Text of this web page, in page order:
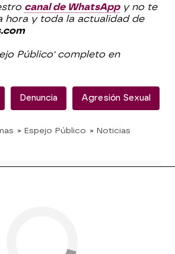
canal de WhatsAppy no te
hora y toda la actualidad de
Público' completo en
Denuncia Agresión Sexual
» Espejo Público » Noticias